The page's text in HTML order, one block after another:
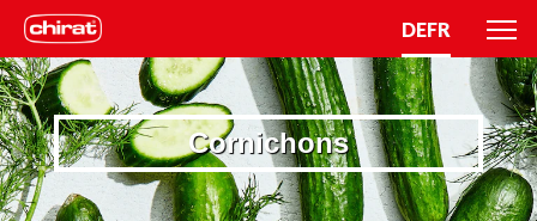
DEFR
Cornichons